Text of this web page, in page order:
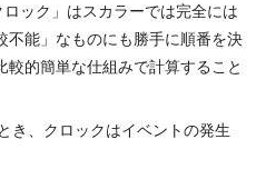
ック」はスカラーでは完全には
不能」なものにも勝手に順番を決
的簡単な仕組みで計算すること
き、クロックはイベントの発生